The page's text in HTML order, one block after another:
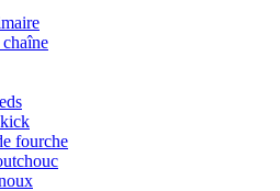
fourche